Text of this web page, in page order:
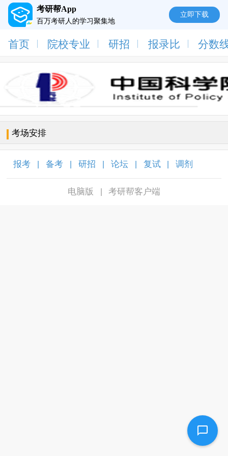
考研帮App
百万考研人的学习聚集地
立即下载
首页 院校专业 研招 报录比 分数
考场安排
报考 备考 研招 论坛 复试 调剂
电脑版 考研帮客户端